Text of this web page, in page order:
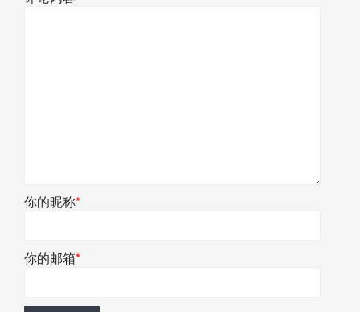
你的昵称*
你的邮箱*